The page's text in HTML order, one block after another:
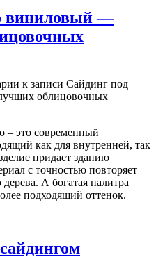
виниловый —
к записи Сайдинг под
облицовочных
– это современный
как для внутренней, так
придает зданию
с точностью повторяет
А богатая палитра
подходящий оттенок.